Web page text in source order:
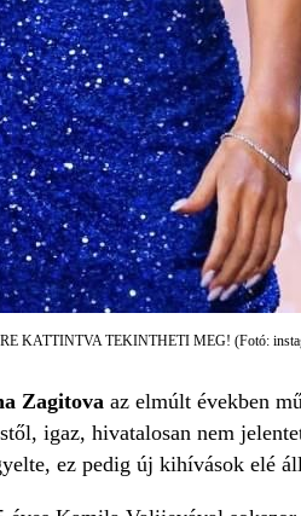
TEKINTHETI MEG! (Fotó:
Zagitovaaz elmúlt években
igaz, hivatalosan nem
ez pedig új kihívások elé